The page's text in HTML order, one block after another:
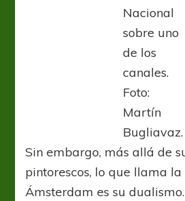
Nacional
sobre uno
de los
canales.
Foto:
Martín
Bugliavaz.
Sin embargo, más allá de
pintorescos, lo que llama
Ámsterdam es su